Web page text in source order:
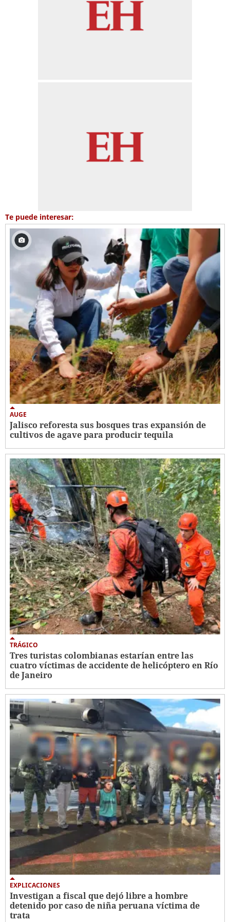
Te puede interesar:
AUGE
Jalisco reforesta sus bosques tras expansión de
cultivos de agave para producir tequila
TRÁGICO
Tres turistas colombianas estarían entre las
cuatro víctimas de accidente de helicóptero en Río
de Janeiro
EXPLICACIONES
Investigan a fiscal que dejó libre a hombre
detenido por caso de niña peruana víctima de
trata